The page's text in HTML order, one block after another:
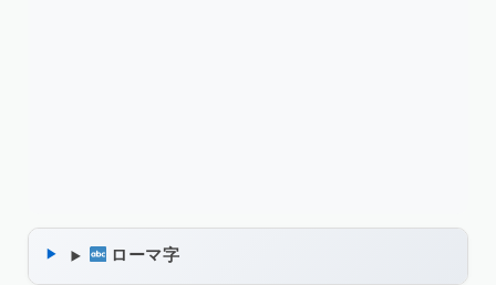
ローマ字